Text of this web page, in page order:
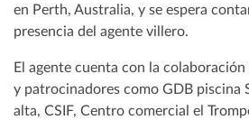
en Perth, Australia, y se espera
presencia del agente villero.
El agente cuenta con la
y patrocinadores como GDB piscina
alta, CSIF, Centro comercial el